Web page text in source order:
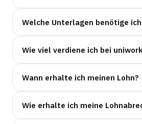
Welche Unterlagen benötige
Wie viel verdiene ich bei
Wann erhalte ich meinen Lohn?
Wie erhalte ich meine